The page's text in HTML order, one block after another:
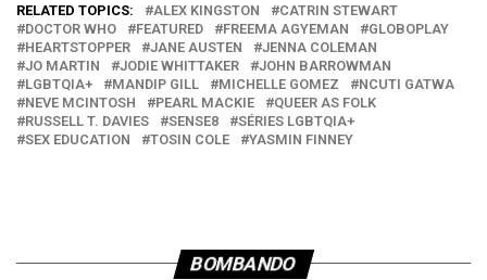
RELATED TOPICS: ALEX KINGSTON
CATRIN STEWART
DOCTOR WHO
FEATURED FREEMA AGYEMAN
GLOBOPLAY
HEARTSTOPPER
JANE AUSTEN
JENNA COLEMAN
JO MARTIN
JODIE WHITTAKER
JOHN BARROWMAN
LGBTQIA+
MANDIP GILL MICHELLE GOMEZ
NCUTI GATWA
NEVE MCINTOSH
PEARL MACKIE
QUEER AS FOLK
RUSSELL T. DAVIES
SENSE8
SÉRIES LGBTQIA+
SEX EDUCATION
TOSIN COLE YASMIN FINNEY
BOMBANDO